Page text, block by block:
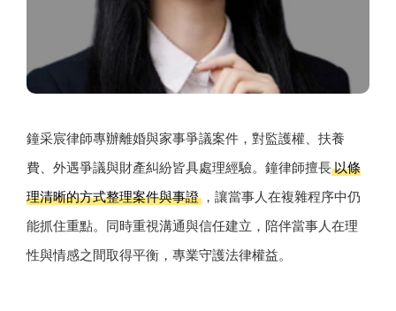
鐘采宸律師專辦離婚與家事爭議案件，對監護權、扶養
費、外遇爭議與財產糾紛皆具處理經驗。鐘律師擅長以條
理清晰的方式整理案件與事證 ，讓當事人在複雜程序中仍
能抓住重點。同時重視溝通與信任建立，陪伴當事人在理
性與情感之間取得平衡，專業守護法律權益。